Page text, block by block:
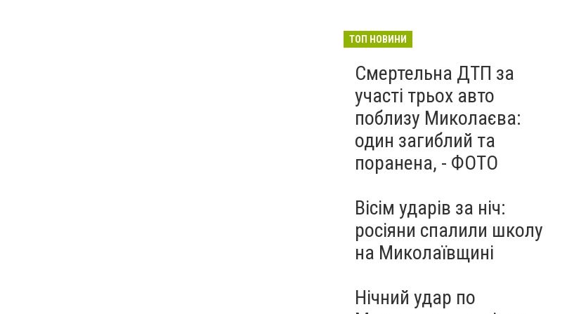
ТОП НОВИНИ
Смертельна ДТП за
участі трьох авто
поблизу Миколаєва:
один загиблий та
поранена, - ФОТО
Вісім ударів за ніч:
росіяни спалили школу
на Миколаївщині
Нічний удар по